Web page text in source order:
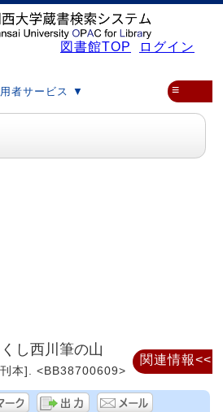
図書館TOP ログイン
者サービス ▼ ≡
し西川筆の山
本]. <BB38700609>
関連情報<<